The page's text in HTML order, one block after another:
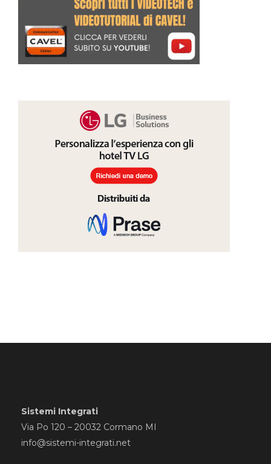
Sistemi Integrati
Via Po 120 – 20032 Cormano MI
info@sistemi-integrati.net